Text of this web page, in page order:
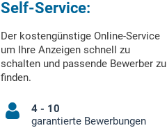
Self-Service:
Der kostengünstige Online-Service
um Ihre Anzeigen schnell zu
schalten und passende Bewerber zu
finden.
4 - 10
garantierte Bewerbungen